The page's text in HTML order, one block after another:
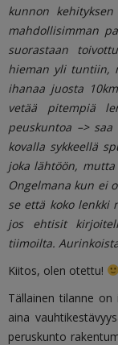
kunnon
mahdollisimman
suorastaan
hieman yli tuntiin,
ihanaa juosta
vetää pitempiä
peuskuntoa –>
kovalla sykkeellä
joka lähtöön,
Ongelmana kun ei
se että koko lenkki
jos ehtisit
tiimoilta.
Kiitos, olen otettu!
Tällainen tilanne
aina
peruskunto